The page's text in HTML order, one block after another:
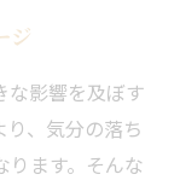
ジ
な影響を及ぼす
、気分の落ち
ります。そんな